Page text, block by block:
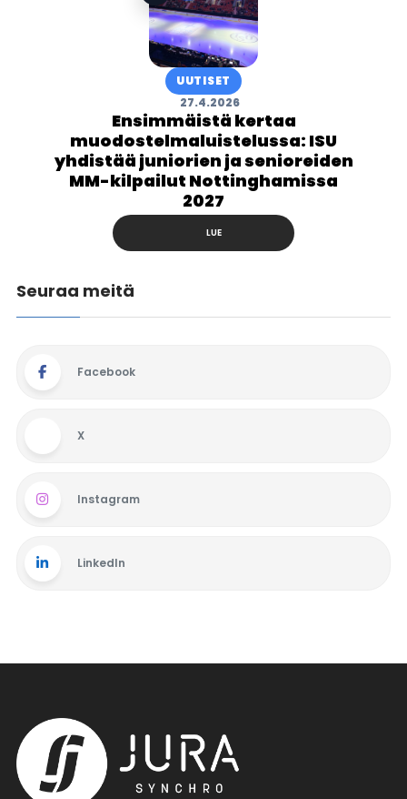
UUTISET
27.4.2026
Ensimmäistä kertaa
muodostelmaluistelussa: ISU
yhdistää juniorien ja senioreiden
MM-kilpailut Nottinghamissa
2027
LUE
Seuraa meitä
Facebook
X
Instagram
LinkedIn